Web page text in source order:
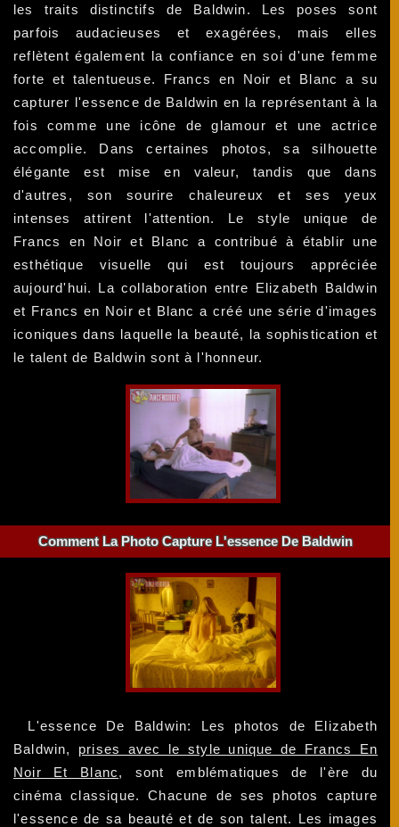
les traits distinctifs de Baldwin. Les poses sont
parfois audacieuses et exagérées, mais elles
reflètent également la confiance en soi d'une femme
forte et talentueuse. Francs en Noir et Blanc a su
capturer l'essence de Baldwin en la représentant à la
fois comme une icône de glamour et une actrice
accomplie. Dans certaines photos, sa silhouette
élégante est mise en valeur, tandis que dans
d'autres, son sourire chaleureux et ses yeux
intenses attirent l'attention. Le style unique de
Francs en Noir et Blanc a contribué à établir une
esthétique visuelle qui est toujours appréciée
aujourd'hui. La collaboration entre Elizabeth Baldwin
et Francs en Noir et Blanc a créé une série d'images
iconiques dans laquelle la beauté, la sophistication et
le talent de Baldwin sont à l'honneur.
Comment La Photo Capture L'essence De Baldwin
L'essence De Baldwin: Les photos de Elizabeth
Baldwin, prises avec le style unique de Francs En
Noir Et Blanc, sont emblématiques de l'ère du
cinéma classique. Chacune de ses photos capture
l'essence de sa beauté et de son talent. Les images